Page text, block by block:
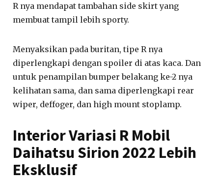
R nya mendapat tambahan side skirt yang
membuat tampil lebih sporty.
Menyaksikan pada buritan, tipe R nya
diperlengkapi dengan spoiler di atas kaca. Dan
untuk penampilan bumper belakang ke-2 nya
kelihatan sama, dan sama diperlengkapi rear
wiper, deffoger, dan high mount stoplamp.
Interior Variasi R Mobil
Daihatsu Sirion 2022 Lebih
Eksklusif